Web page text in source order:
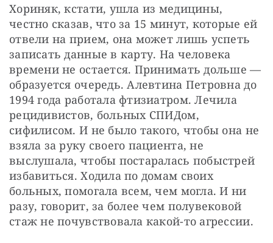
Хориняк, кстати, ушла из медицины,
честно сказав, что за 15 минут, которые ей
отвели на прием, она может лишь успеть
записать данные в карту. На человека
времени не остается. Принимать дольше —
образуется очередь. Алевтина Петровна до
1994 года работала фтизиатром. Лечила
рецидивистов, больных СПИДом,
сифилисом. И не было такого, чтобы она не
взяла за руку своего пациента, не
выслушала, чтобы постаралась побыстрей
избавиться. Ходила по домам своих
больных, помогала всем, чем могла. И ни
разу, говорит, за более чем полувековой
стаж не почувствовала какой-то агрессии.